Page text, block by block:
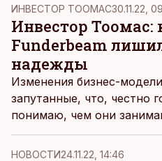
экономические
время как акции
ИНВЕСТОР ТООМАС30.11.22,
Инвестор Тоомас:
Funderbeam
надежды
Изменения бизнес-
запутанные, что, честно
понимаю, чем они
ждать года через три. Я
НОВОСТИ24.11.22, 14:46